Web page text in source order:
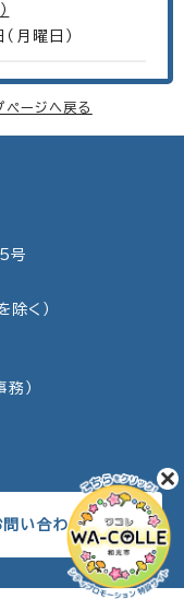
月曜日）
ページへ戻る
号
除く）
）
問い合わせ